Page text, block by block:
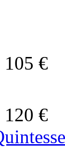
105 €
120 €